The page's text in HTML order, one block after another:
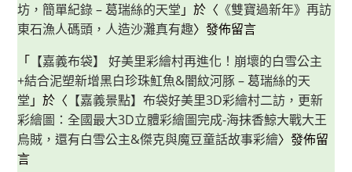
坊，簡單紀錄 – 葛瑞絲的天堂 」於〈 《雙寶過新年》再訪
東石漁人碼頭，人造沙灘真有趣〉發佈留言
「 【嘉義布袋】 好美里彩繪村再進化！崩壞的白雪公主
+結合泥塑新增黑白珍珠魟魚&闇紋河豚 – 葛瑞絲的天
堂 」於〈 【嘉義景點】布袋好美里3D彩繪村二訪，更新
彩繪圖：全國最大3D立體彩繪圖完成-海抹香鯨大戰大王
烏賊，還有白雪公主&傑克與魔豆童話故事彩繪〉發佈留
言